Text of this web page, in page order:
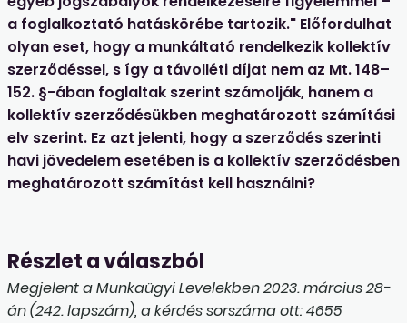
a foglalkoztató hatáskörébe tartozik." Előfordulhat
olyan eset, hogy a munkáltató rendelkezik kollektív
szerződéssel, s így a távolléti díjat nem az Mt. 148–
152. §-ában foglaltak szerint számolják, hanem a
kollektív szerződésükben meghatározott számítási
elv szerint. Ez azt jelenti, hogy a szerződés szerinti
havi jövedelem esetében is a kollektív szerződésben
meghatározott számítást kell használni?
Részlet a válaszból
Megjelent a Munkaügyi Levelekben 2023. március 28-
án (242. lapszám), a kérdés sorszáma ott: 4655